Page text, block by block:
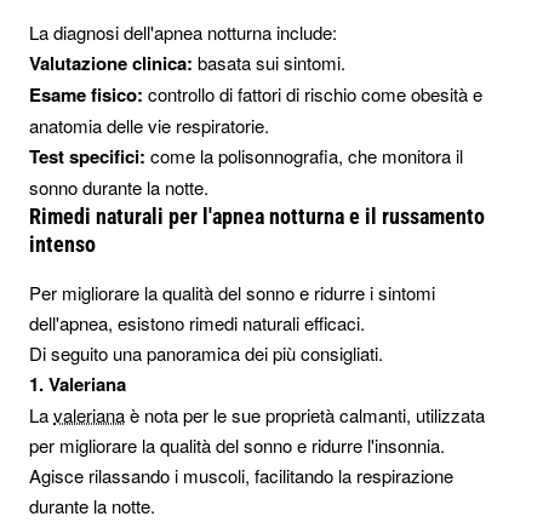
La diagnosi dell'apnea notturna include:
Valutazione clinica: basata sui sintomi.
Esame fisico: controllo di fattori di rischio come obesità e
anatomia delle vie respiratorie.
Test specifici: come la polisonnografia, che monitora il
sonno durante la notte.
Rimedi naturali per l'apnea notturna e il russamento
intenso
Per migliorare la qualità del sonno e ridurre i sintomi
dell'apnea, esistono rimedi naturali efficaci.
Di seguito una panoramica dei più consigliati.
1. Valeriana
Lavalerianaè nota per le sue proprietà calmanti, utilizzata
per migliorare la qualità del sonno e ridurre l'insonnia.
Agisce rilassando i muscoli, facilitando la respirazione
durante la notte.